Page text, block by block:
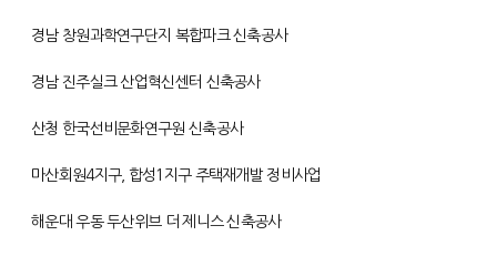
경남 창원과학연구단지 복합파크 신축공사
경남 진주실크 산업혁신센터 신축공사
산청 한국선비문화연구원 신축공사
마산회원4지구, 합성1지구 주택재개발 정비사업
해운대 우동 두산위브 더 제니스 신축공사